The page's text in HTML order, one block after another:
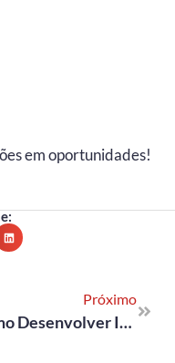
em oportunidades!
Próximo
Como Desenvolver Inteligência Emocional No Ambiente De Trabalho